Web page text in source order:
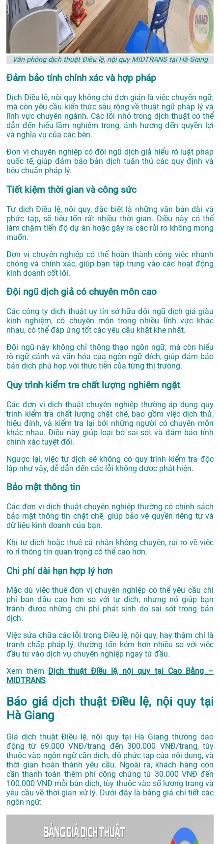
Văn phòng dịch thuật Điều lệ, nội quy MIDTRANS tại Hà Giang
Đảm bảo tính chính xác và hợp pháp
Dịch Điều lệ, nội quy không chỉ đơn giản là việc chuyển ngữ,
mà còn yêu cầu kiến thức sâu rộng về thuật ngữ pháp lý và
lĩnh vực chuyên ngành. Các lỗi nhỏ trong dịch thuật có thể
dẫn đến hiểu lầm nghiêm trọng, ảnh hưởng đến quyền lợi
và nghĩa vụ của các bên.
Đơn vị chuyên nghiệp có đội ngũ dịch giả hiểu rõ luật pháp
quốc tế, giúp đảm bảo bản dịch tuân thủ các quy định và
tiêu chuẩn pháp lý.
Tiết kiệm thời gian và công sức
Tự dịch Điều lệ, nội quy, đặc biệt là những văn bản dài và
phức tạp, sẽ tiêu tốn rất nhiều thời gian. Điều này có thể
làm chậm tiến độ dự án hoặc gây ra các rủi ro không mong
muốn.
Đơn vị chuyên nghiệp có thể hoàn thành công việc nhanh
chóng và chính xác, giúp bạn tập trung vào các hoạt động
kinh doanh cốt lõi.
Đội ngũ dịch giả có chuyên môn cao
Các công ty dịch thuật uy tín sở hữu đội ngũ dịch giả giàu
kinh nghiệm, có chuyên môn trong nhiều lĩnh vực khác
nhau, có thể đáp ứng tốt các yêu cầu khắt khe nhất.
Đội ngũ này không chỉ thông thạo ngôn ngữ, mà còn hiểu
rõ ngữ cảnh và văn hóa của ngôn ngữ đích, giúp đảm bảo
bản dịch phù hợp với thực tiễn của từng thị trường.
Quy trình kiểm tra chất lượng nghiêm ngặt
Các đơn vị dịch thuật chuyên nghiệp thường áp dụng quy
trình kiểm tra chất lượng chặt chẽ, bao gồm việc dịch thử,
hiệu đính, và kiểm tra lại bởi những người có chuyên môn
khác nhau. Điều này giúp loại bỏ sai sót và đảm bảo tính
chính xác tuyệt đối.
Ngược lại, việc tự dịch sẽ không có quy trình kiểm tra độc
lập như vậy, dễ dẫn đến các lỗi không được phát hiện.
Bảo mật thông tin
Các đơn vị dịch thuật chuyên nghiệp thường có chính sách
bảo mật thông tin chặt chẽ, giúp bảo vệ quyền riêng tư và
dữ liệu kinh doanh của bạn.
Khi tự dịch hoặc thuê cá nhân không chuyên, rủi ro về việc
rò rỉ thông tin quan trọng có thể cao hơn.
Chi phí dài hạn hợp lý hơn
Mặc dù việc thuê đơn vị chuyên nghiệp có thể yêu cầu chi
phí ban đầu cao hơn so với tự dịch, nhưng nó giúp bạn
tránh được những chi phí phát sinh do sai sót trong bản
dịch.
Việc sửa chữa các lỗi trong Điều lệ, nội quy, hay thậm chí là
tranh chấp pháp lý, thường tốn kém hơn nhiều so với việc
đầu tư vào dịch vụ chuyên nghiệp ngay từ đầu.
Xem thêm
Dịch thuật Điều lệ, nội quy tại Cao Bằng –
MIDTRANS
Báo giá dịch thuật Điều lệ, nội quy tại
Hà Giang
Giá dịch thuật Điều lệ, nội quy tại Hà Giang thường dao
động từ 69.000 VNĐ/trang đến 300.000 VNĐ/trang, tùy
thuộc vào ngôn ngữ cần dịch, độ phức tạp của nội dung, và
thời gian hoàn thành yêu cầu. Ngoài ra, khách hàng còn
cần thanh toán thêm phí công chứng từ 30.000 VNĐ đến
100.000 VNĐ mỗi bản dịch, tùy thuộc vào số lượng trang và
yêu cầu về thời gian xử lý. Dưới đây là bảng giá chi tiết các
ngôn ngữ: